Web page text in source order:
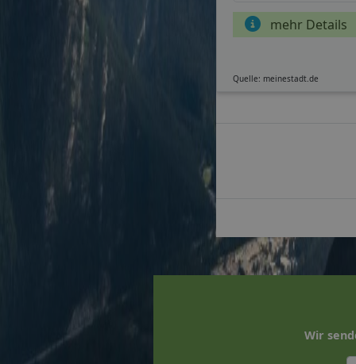
mehr Details
Quelle: meinestadt.de
Wir